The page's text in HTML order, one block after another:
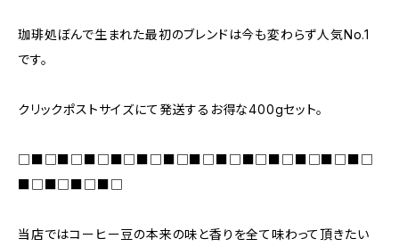
珈琲処ぼんで生まれた最初のブレンドは今も変わらず人気No.1
です。
クリックポストサイズにて発送するお得な400gセット。
□■□■□■□■□■□■□■□■□■□■□■□■□■□
■□■□■□■□
当店ではコーヒー豆の本来の味と香りを全て味わって頂きたい